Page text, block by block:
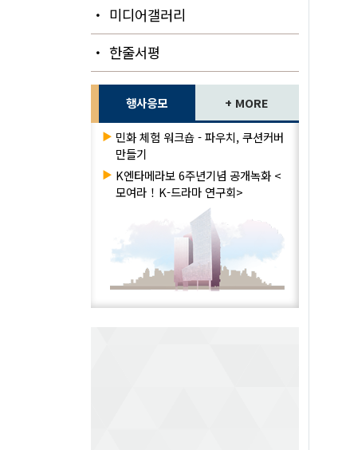
・ 미디어갤러리
・ 한줄서평
행사응모 + MORE
▶ 민화 체험 워크숍 - 파우치, 쿠션커버
만들기
▶ K엔타메라보 6주년기념 공개녹화 <
모여라！K-드라마 연구회>